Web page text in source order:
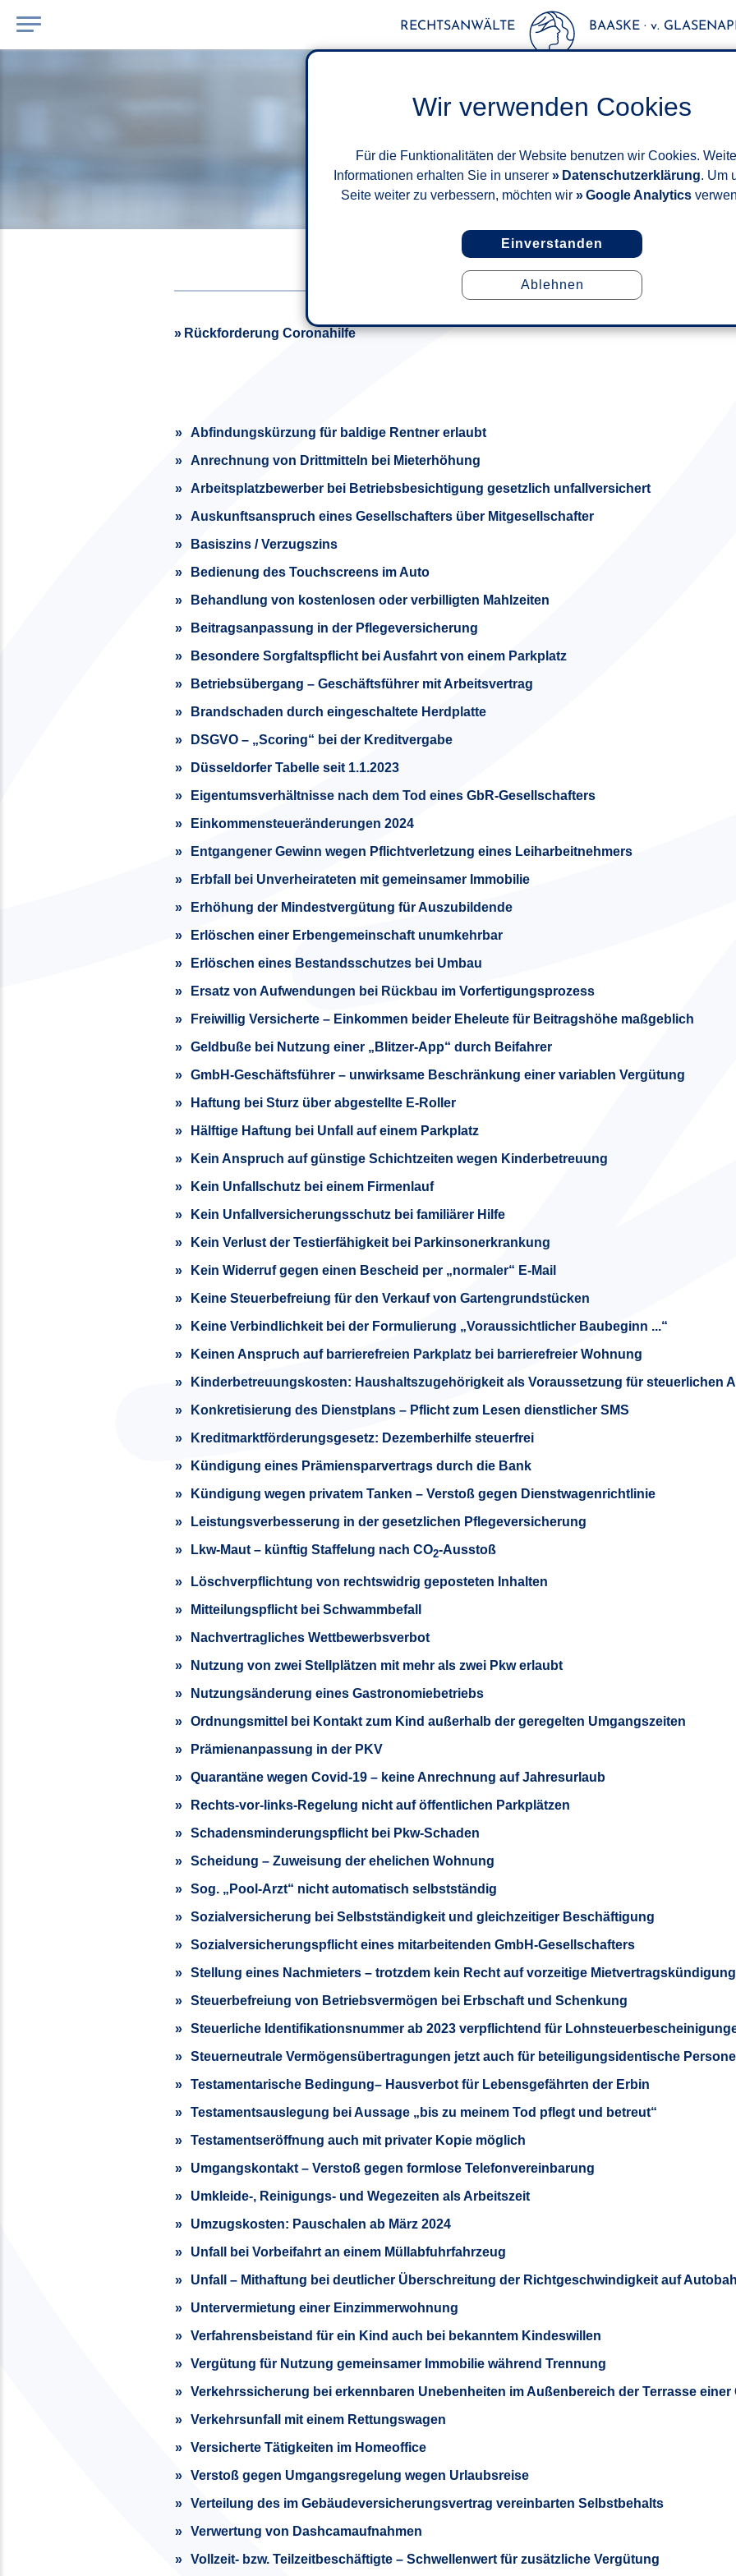
Wir verwenden Cookies
Für die Funktionalitäten der Website benutzen wir Cookies.
Informationen erhalten Sie in unserer
Datenschutzerklärung. Um
Seite weiter zu verbessern, möchten wir
Google Analytics
Einverstanden
Ablehnen
RECHTSANWÄLTE BAASKE · v.
AKTUELLES RECHT
Rückforderung Coronahilfe
Abfindungskürzung für baldige Rentner erlaubt
Anrechnung von Drittmitteln bei Mieterhöhung
Arbeitsplatzbewerber bei Betriebsbesichtigung gesetzlich unfallversichert
Auskunftsanspruch eines Gesellschafters über Mitgesellschafter
Basiszins / Verzugszins
Bedienung des Touchscreens im Auto
Behandlung von kostenlosen oder verbilligten Mahlzeiten
Beitragsanpassung in der Pflegeversicherung
Besondere Sorgfaltspflicht bei Ausfahrt von einem Parkplatz
Betriebsübergang – Geschäftsführer mit Arbeitsvertrag
Brandschaden durch eingeschaltete Herdplatte
DSGVO – „Scoring“ bei der Kreditvergabe
Düsseldorfer Tabelle seit 1.1.2023
Eigentumsverhältnisse nach dem Tod eines GbR-Gesellschafters
Einkommensteueränderungen 2024
Entgangener Gewinn wegen Pflichtverletzung eines Leiharbeitnehmers
Erbfall bei Unverheirateten mit gemeinsamer Immobilie
Erhöhung der Mindestvergütung für Auszubildende
Erlöschen einer Erbengemeinschaft unumkehrbar
Erlöschen eines Bestandsschutzes bei Umbau
Ersatz von Aufwendungen bei Rückbau im Vorfertigungsprozess
Freiwillig Versicherte – Einkommen beider Eheleute für Beitragshöhe maßgeblich
Geldbuße bei Nutzung einer „Blitzer-App“ durch Beifahrer
GmbH-Geschäftsführer – unwirksame Beschränkung einer variablen Vergütung
Haftung bei Sturz über abgestellte E-Roller
Hälftige Haftung bei Unfall auf einem Parkplatz
Kein Anspruch auf günstige Schichtzeiten wegen Kinderbetreuung
Kein Unfallschutz bei einem Firmenlauf
Kein Unfallversicherungsschutz bei familiärer Hilfe
Kein Verlust der Testierfähigkeit bei Parkinsonerkrankung
Kein Widerruf gegen einen Bescheid per „normaler“ E-Mail
Keine Steuerbefreiung für den Verkauf von Gartengrundstücken
Keine Verbindlichkeit bei der Formulierung „Voraussichtlicher Baubeginn ...“
Keinen Anspruch auf barrierefreien Parkplatz bei barrierefreier Wohnung
Kinderbetreuungskosten: Haushaltszugehörigkeit als Voraussetzung für steuerlichen
Konkretisierung des Dienstplans – Pflicht zum Lesen dienstlicher SMS
Kreditmarktförderungsgesetz: Dezemberhilfe steuerfrei
Kündigung eines Prämiensparvertrags durch die Bank
Kündigung wegen privatem Tanken – Verstoß gegen Dienstwagenrichtlinie
Leistungsverbesserung in der gesetzlichen Pflegeversicherung
Lkw-Maut – künftig Staffelung nach CO2-Ausstoß
Löschverpflichtung von rechtswidrig geposteten Inhalten
Mitteilungspflicht bei Schwammbefall
Nachvertragliches Wettbewerbsverbot
Nutzung von zwei Stellplätzen mit mehr als zwei Pkw erlaubt
Nutzungsänderung eines Gastronomiebetriebs
Ordnungsmittel bei Kontakt zum Kind außerhalb der geregelten Umgangszeiten
Prämienanpassung in der PKV
Quarantäne wegen Covid-19 – keine Anrechnung auf Jahresurlaub
Rechts-vor-links-Regelung nicht auf öffentlichen Parkplätzen
Schadensminderungspflicht bei Pkw-Schaden
Scheidung – Zuweisung der ehelichen Wohnung
Sog. „Pool-Arzt“ nicht automatisch selbstständig
Sozialversicherung bei Selbstständigkeit und gleichzeitiger Beschäftigung
Sozialversicherungspflicht eines mitarbeitenden GmbH-Gesellschafters
Stellung eines Nachmieters – trotzdem kein Recht auf vorzeitige Mietvertragskündigung
Steuerbefreiung von Betriebsvermögen bei Erbschaft und Schenkung
Steuerliche Identifikationsnummer ab 2023 verpflichtend für
Steuerneutrale Vermögensübertragungen jetzt auch für beteiligungsidentische
Testamentarische Bedingung– Hausverbot für Lebensgefährten der Erbin
Testamentsauslegung bei Aussage „bis zu meinem Tod pflegt und betreut“
Testamentseröffnung auch mit privater Kopie möglich
Umgangskontakt – Verstoß gegen formlose Telefonvereinbarung
Umkleide-, Reinigungs- und Wegezeiten als Arbeitszeit
Umzugskosten: Pauschalen ab März 2024
Unfall bei Vorbeifahrt an einem Müllabfuhrfahrzeug
Unfall – Mithaftung bei deutlicher Überschreitung der Richtgeschwindigkeit auf
Untervermietung einer Einzimmerwohnung
Verfahrensbeistand für ein Kind auch bei bekanntem Kindeswillen
Vergütung für Nutzung gemeinsamer Immobilie während Trennung
Verkehrssicherung bei erkennbaren Unebenheiten im Außenbereich der Terrasse einer
Verkehrsunfall mit einem Rettungswagen
Versicherte Tätigkeiten im Homeoffice
Verstoß gegen Umgangsregelung wegen Urlaubsreise
Verteilung des im Gebäudeversicherungsvertrag vereinbarten Selbstbehalts
Verwertung von Dashcamaufnahmen
Vollzeit- bzw. Teilzeitbeschäftigte – Schwellenwert für zusätzliche Vergütung